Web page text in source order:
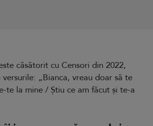
căsătorit cu Censori din 2022,
versurile: „Bianca, vreau doar să te
te la mine / Știu ce am făcut și te-a